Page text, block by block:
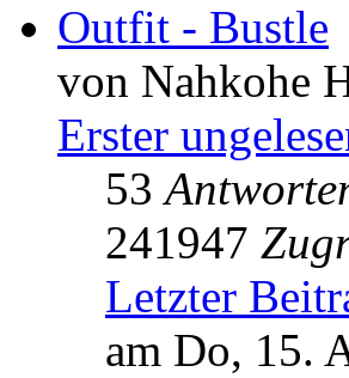
Outfit - Bustle
von Nahkohe
Erster
53
241947
Letzter
am Do, 15.